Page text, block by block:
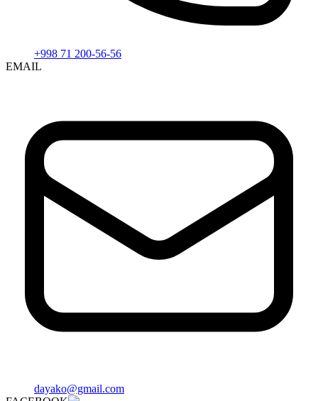
+998 71 200-56-56
EMAIL
dayako@gmail.com